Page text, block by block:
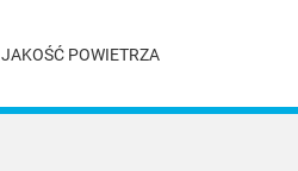
JAKOŚĆ POWIETRZA